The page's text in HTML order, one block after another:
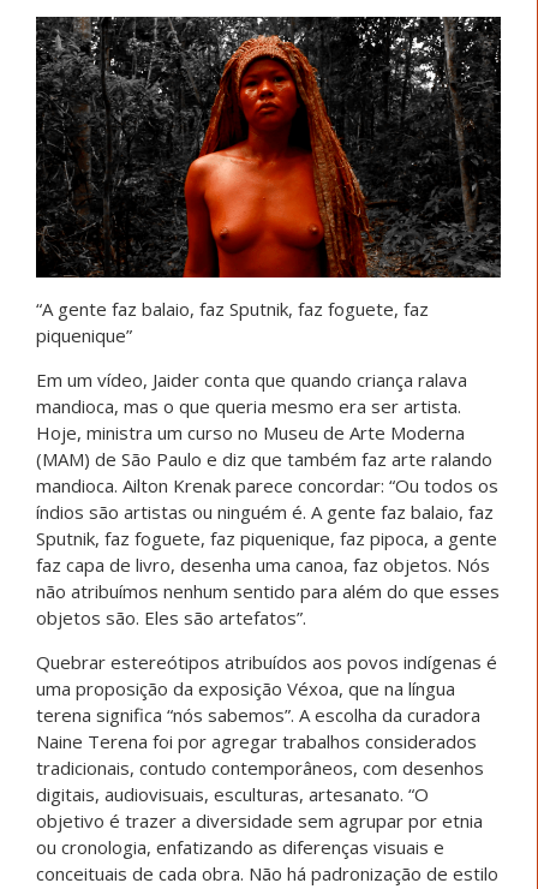
“A gente faz balaio, faz Sputnik, faz foguete, faz
piquenique”
Em um vídeo, Jaider conta que quando criança ralava
mandioca, mas o que queria mesmo era ser artista.
Hoje, ministra um curso no Museu de Arte Moderna
(MAM) de São Paulo e diz que também faz arte ralando
mandioca. Ailton Krenak parece concordar: “Ou todos os
índios são artistas ou ninguém é. A gente faz balaio, faz
Sputnik, faz foguete, faz piquenique, faz pipoca, a gente
faz capa de livro, desenha uma canoa, faz objetos. Nós
não atribuímos nenhum sentido para além do que esses
objetos são. Eles são artefatos”.
Quebrar estereótipos atribuídos aos povos indígenas é
uma proposição da exposição Véxoa, que na língua
terena significa “nós sabemos”. A escolha da curadora
Naine Terena foi por agregar trabalhos considerados
tradicionais, contudo contemporâneos, com desenhos
digitais, audiovisuais, esculturas, artesanato. “O
objetivo é trazer a diversidade sem agrupar por etnia
ou cronologia, enfatizando as diferenças visuais e
conceituais de cada obra. Não há padronização de estilo